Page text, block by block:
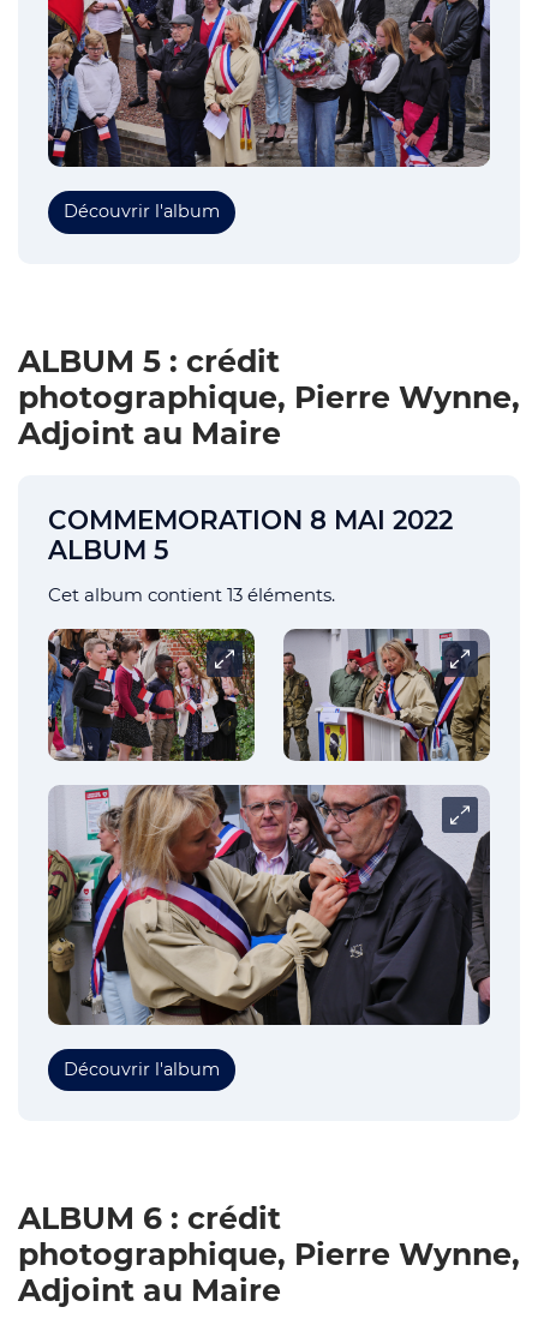
Découvrir l'album
ALBUM 5 : crédit
photographique, Pierre Wynne,
Adjoint au Maire
COMMEMORATION 8 MAI 2022
ALBUM 5
Cet album contient 13 éléments.
Carrousel Carrousel
Carrousel
Découvrir l'album
ALBUM 6 : crédit
photographique, Pierre Wynne,
Adjoint au Maire